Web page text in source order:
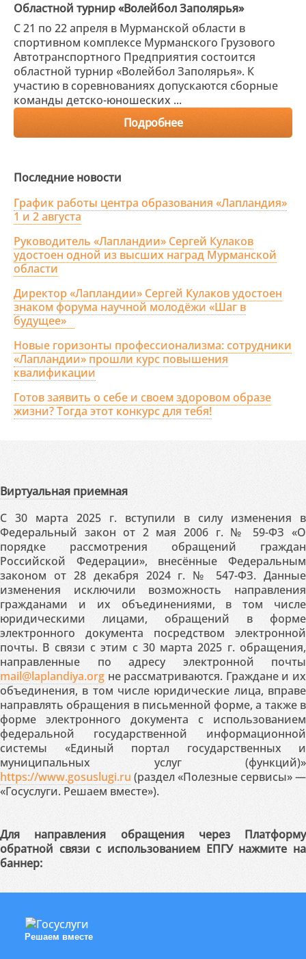
Областной турнир «Волейбол Заполярья»
С 21 по 22 апреля в Мурманской области в
спортивном комплексе Мурманского Грузового
Автотранспортного Предприятия состоится
областной турнир «Волейбол Заполярья». К
участию в соревнованиях допускаются сборные
команды детско-юношеских ...
Подробнее
Последние новости
График работы центра образования «Лапландия»
1 и 2 августа
Руководитель «Лапландии» Сергей Кулаков
удостоен одной из высших наград Мурманской
области
Директор «Лапландии» Сергей Кулаков удостоен
знаком форума научной молодёжи «Шаг в
будущее»
Новые горизонты профессионализма: сотрудники
«Лапландии» прошли курс повышения
квалификации
Готов заявить о себе и своем здоровом образе
жизни? Тогда этот конкурс для тебя!
Виртуальная приемная
С 30 марта 2025 г. вступили в силу изменения в
Федеральный закон от 2 мая 2006 г. № 59-ФЗ «О
порядке рассмотрения обращений граждан
Российской Федерации», внесённые Федеральным
законом от 28 декабря 2024 г. № 547-ФЗ. Данные
изменения исключили возможность направления
гражданами и их объединениями, в том числе
юридическими лицами, обращений в форме
электронного документа посредством электронной
почты. В связи с этим с 30 марта 2025 г. обращения,
направленные по адресу электронной почты
mail@laplandiya.org не рассматриваются. Граждане и их
объединения, в том числе юридические лица, вправе
направлять обращения в письменной форме, а также в
форме электронного документа с использованием
федеральной государственной информационной
системы «Единый портал государственных и
муниципальных услуг (функций)»
https://www.gosuslugi.ru (раздел «Полезные сервисы» —
«Госуслуги. Решаем вместе»).
Для направления обращения через Платформу
обратной связи с использованием ЕПГУ нажмите на
баннер:
Решаем вместе